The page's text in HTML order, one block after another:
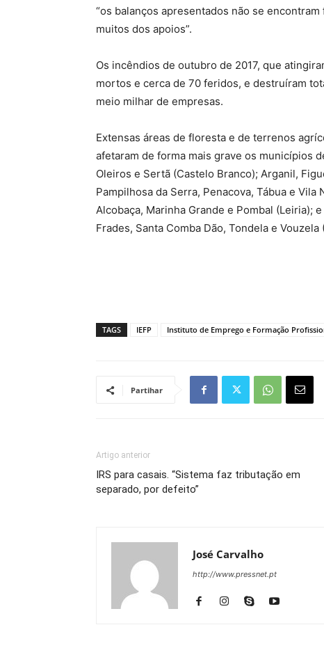
“os balanços apresentados não se
muitos dos apoios”.
Os incêndios de outubro de 2017, que
mortos e cerca de 70 feridos, e destruíram
meio milhar de empresas.
Extensas áreas de floresta e de terrenos
afetaram de forma mais grave os municípios
Oleiros e Sertã (Castelo Branco); Arganil,
Pampilhosa da Serra, Penacova, Tábua e
Alcobaça, Marinha Grande e Pombal (Leiria);
Frades, Santa Comba Dão, Tondela e Vouzela
TAGS IEFP Instituto de Emprego e Formação
Partihar
Artigo anterior
IRS para casais. “Sistema faz tributação em
separado, por defeito”
José Carvalho
http://www.pressnet.pt